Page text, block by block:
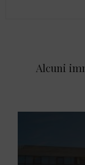
Alcuni